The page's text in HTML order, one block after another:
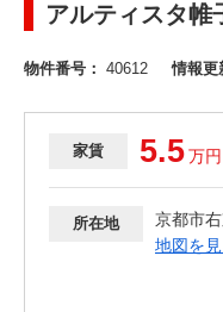
アルティスタ帷
物件番号： 40612 情報更
家賃 5.5万円
所在地
京都市
地図を